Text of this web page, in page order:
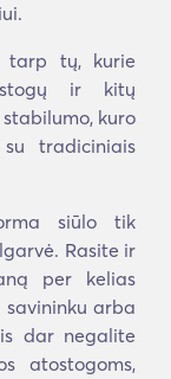
tarp tų, kurie
ir kitų
kuro
tradiciniais
siūlo tik
Rasite ir
per kelias
savininku arba
dar negalite
atostogoms,